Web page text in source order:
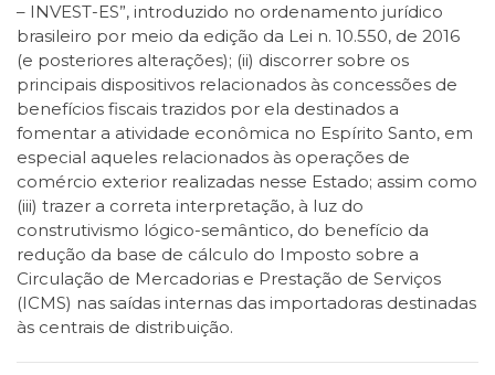
– INVEST-ES”, introduzido no ordenamento jurídico
brasileiro por meio da edição da Lei n. 10.550, de 2016
(e posteriores alterações); (ii) discorrer sobre os
principais dispositivos relacionados às concessões de
benefícios fiscais trazidos por ela destinados a
fomentar a atividade econômica no Espírito Santo, em
especial aqueles relacionados às operações de
comércio exterior realizadas nesse Estado; assim como
(iii) trazer a correta interpretação, à luz do
construtivismo lógico-semântico, do benefício da
redução da base de cálculo do Imposto sobre a
Circulação de Mercadorias e Prestação de Serviços
(ICMS) nas saídas internas das importadoras destinadas
às centrais de distribuição.